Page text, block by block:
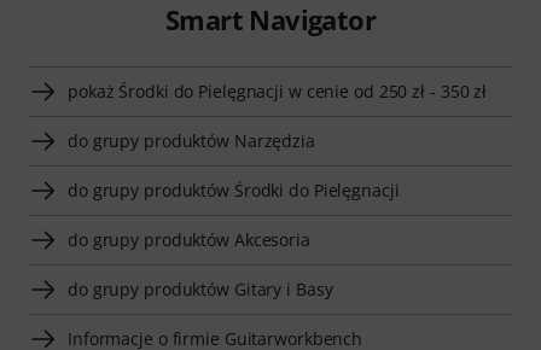
Smart Navigator
pokaż Środki do Pielęgnacji w cenie od 250 zł - 350 zł
do grupy produktów Narzędzia
do grupy produktów Środki do Pielęgnacji
do grupy produktów Akcesoria
do grupy produktów Gitary i Basy
Informacje o firmie Guitarworkbench